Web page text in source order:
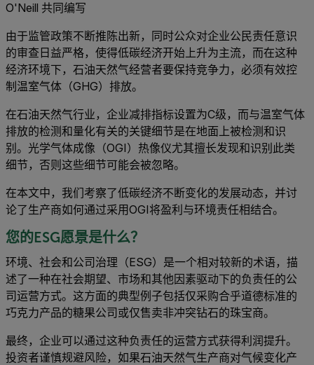
O'Neill 共同编写
由于监管政策不断推陈出新，同时公众对企业公民责任意识
的审查日益严格，使得低碳经济开始上升为主流，而在这种
经济环境下，石油天然气经营者要保持竞争力，必须有效控
制温室气体（GHG）排放。
在石油天然气行业，企业减排指标设置为C级，而与温室气体
排放的检测和量化有关的关键细节是在地面上被检测和识
别。光学气体成像（OGI）热像仪尤其擅长发现和识别此类
细节，否则这些细节可能会被忽略。
在本文中，我们考察了低碳经济不断变化的发展动态，并讨
论了生产商如何通过采用OGI将盈利与环境责任相结合。
您的ESG愿景是什么？
环境、社会和公司治理（ESG）是一个相对较新的术语，描
述了一种在社会期望、市场和其他因素驱动下的负责任的公
司运营方式。这方面的典型例子包括仅采购合乎道德标准的
巧克力产品的糖果公司或仅售卖非冲突钻石的珠宝商。
最终，企业可以通过这种负责任的运营方式获得利润提升。
投资者谨慎规避风险，如果石油天然气生产商对气候变化产